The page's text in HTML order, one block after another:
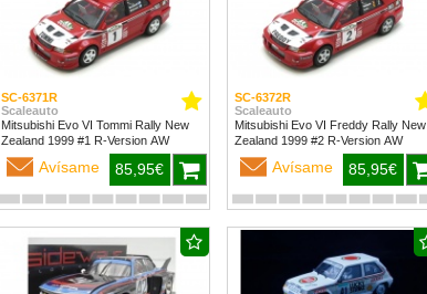
SC-6371R
Scaleauto
Mitsubishi Evo VI Tommi Rally New
Zealand 1999 #1 R-Version AW
Avísame 85,95€
SC-6372R
Scaleauto
Mitsubishi Evo VI Freddy Rally New
Zealand 1999 #2 R-Version AW
Avísame 85,95€